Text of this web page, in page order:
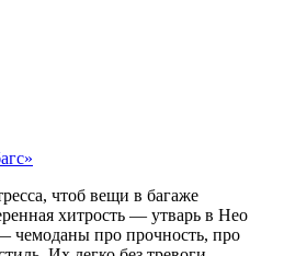
чтоб вещи в багаже
хитрость — утварь в Нео
чемоданы про прочность, про